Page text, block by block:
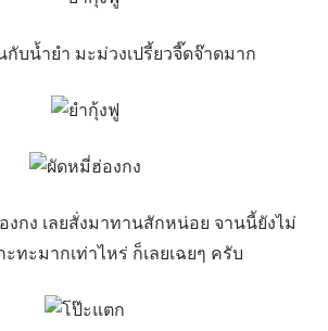
บน้ำยำ มะม่วงเปรี้ยวจี๊ดจ๊าดมาก
งกง เลยสั่งมาทานสักหน่อย จานนี้ยังไม่
ทะมากเท่าไหร่ ก็เลยเฉยๆ ครับ